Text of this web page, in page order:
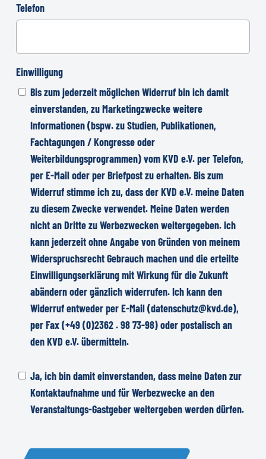
Telefon
Einwilligung
Bis zum jederzeit möglichen Widerruf bin ich damit
einverstanden, zu Marketingzwecke weitere
Informationen (bspw. zu Studien, Publikationen,
Fachtagungen / Kongresse oder
Weiterbildungsprogrammen) vom KVD e.V. per Telefon,
per E-Mail oder per Briefpost zu erhalten. Bis zum
Widerruf stimme ich zu, dass der KVD e.V. meine Daten
zu diesem Zwecke verwendet. Meine Daten werden
nicht an Dritte zu Werbezwecken weitergegeben. Ich
kann jederzeit ohne Angabe von Gründen von meinem
Widerspruchsrecht Gebrauch machen und die erteilte
Einwilligungserklärung mit Wirkung für die Zukunft
abändern oder gänzlich widerrufen. Ich kann den
Widerruf entweder per E-Mail (datenschutz@kvd.de),
per Fax (+49 (0)2362 . 98 73-98) oder postalisch an
den KVD e.V. übermitteln.
Ja, ich bin damit einverstanden, dass meine Daten zur
Kontaktaufnahme und für Werbezwecke an den
Veranstaltungs-Gastgeber weitergeben werden dürfen.